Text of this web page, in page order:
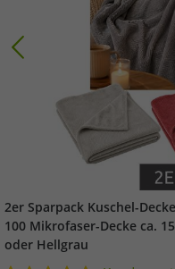
2er Sparpack Kuschel-
100 Mikrofaser-Decke ca.
oder Hellgrau